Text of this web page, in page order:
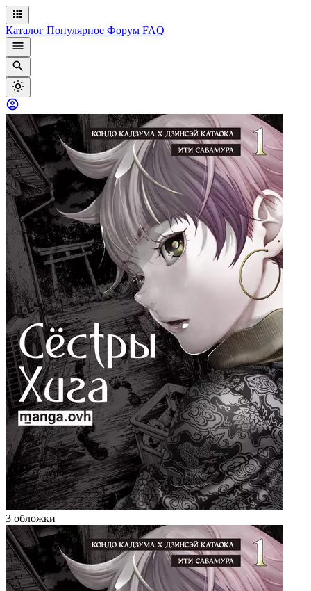
Каталог Популярное Форум FAQ
3 обложки